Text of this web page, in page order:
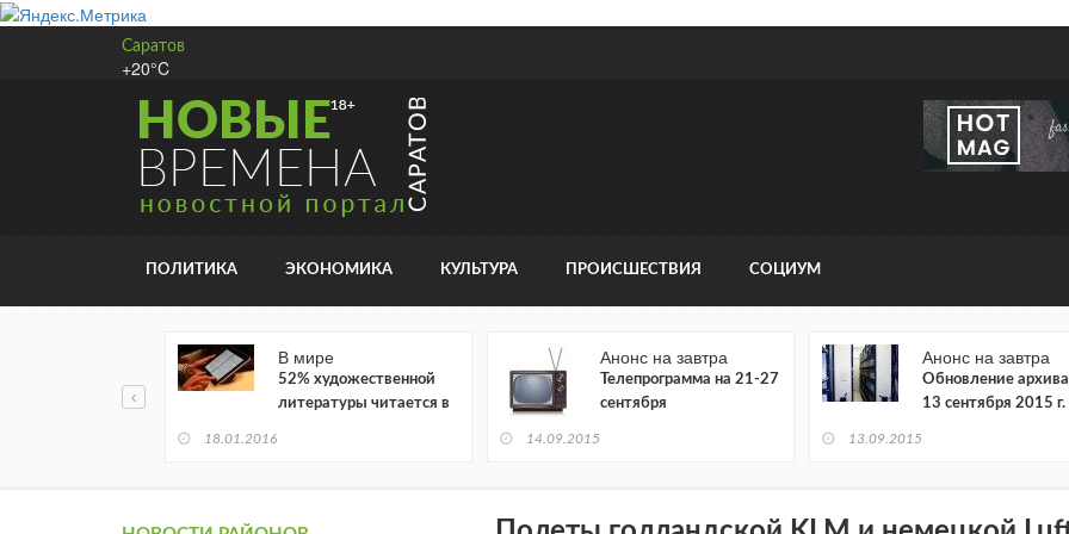
Саратов
+20°C
ПОЛИТИКА ЭКОНОМИКА КУЛЬТУРА ПРОИСШЕСТВИЯ СОЦИУМ
В мире
52% художественной
литературы читается в
18.01.2016
Анонс на завтра
Телепрограмма на 21-27
сентября
14.09.2015
Анонс на завтра
Обновление архива
13 сентября 2015 г.
13.09.2015